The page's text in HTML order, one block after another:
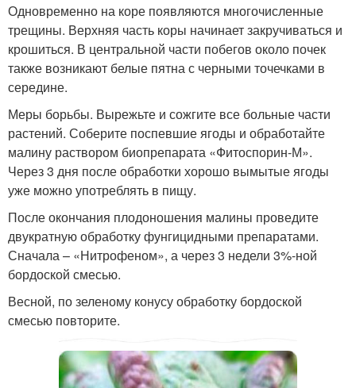
Одновременно на коре появляются многочисленные
трещины. Верхняя часть коры начинает закручиваться и
крошиться. В центральной части побегов около почек
также возникают белые пятна с черными точечками в
середине.
Меры борьбы. Вырежьте и сожгите все больные части
растений. Соберите поспевшие ягоды и обработайте
малину раствором биопрепарата «Фитоспорин-М».
Через 3 дня после обработки хорошо вымытые ягоды
уже можно употреблять в пищу.
После окончания плодоношения малины проведите
двукратную обработку фунгицидными препаратами.
Сначала – «Нитрофеном», а через 3 недели 3%-ной
бордоской смесью.
Весной, по зеленому конусу обработку бордоской
смесью повторите.